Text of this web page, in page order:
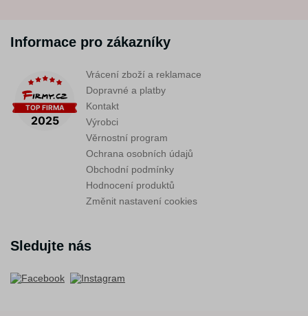
Informace pro zákazníky
Vrácení zboží a reklamace
Dopravné a platby
Kontakt
Výrobci
Věrnostní program
Ochrana osobních údajů
Obchodní podmínky
Hodnocení produktů
Změnit nastavení cookies
Sledujte nás